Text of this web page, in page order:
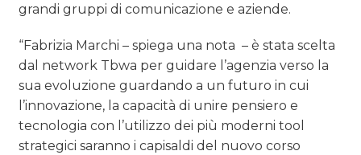
grandi gruppi di comunicazione e aziende.
“Fabrizia Marchi – spiega una nota – è stata scelta
dal network Tbwa per guidare l’agenzia verso la
sua evoluzione guardando a un futuro in cui
l’innovazione, la capacità di unire pensiero e
tecnologia con l’utilizzo dei più moderni tool
strategici saranno i capisaldi del nuovo corso